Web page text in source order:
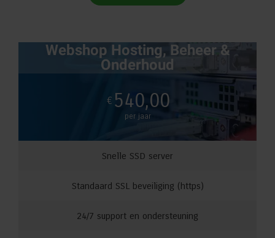
Webshop Hosting, Beheer &
Onderhoud
€ 540,00
per jaar
Snelle SSD server
Standaard SSL beveiliging (https)
24/7 support en ondersteuning